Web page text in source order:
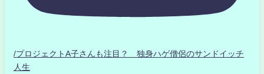
/プロジェクトA子さんも注目？ 独身ハゲ僧侶のサンドイッチ
人生